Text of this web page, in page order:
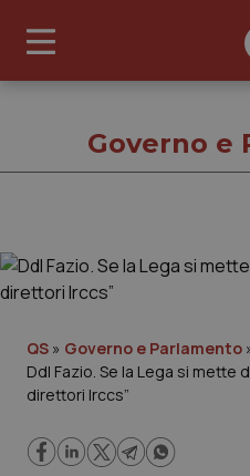
Governo e Parlamento
Regioni e Asl
Governo e
QS » Governo e Parlamento
Ddl Fazio. Se la Lega si mette
direttori Irccs”